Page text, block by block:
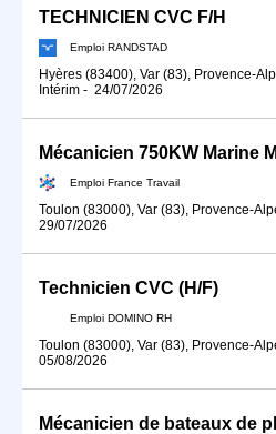
TECHNICIEN CVC F/H
Emploi RANDSTAD
Hyères (83400), Var (83), Provence-
Intérim - 24/07/2026
Mécanicien 750KW Marine
Emploi France Travail
Toulon (83000), Var (83), Provence-
29/07/2026
Technicien CVC (H/F)
Emploi DOMINO RH
Toulon (83000), Var (83), Provence-
05/08/2026